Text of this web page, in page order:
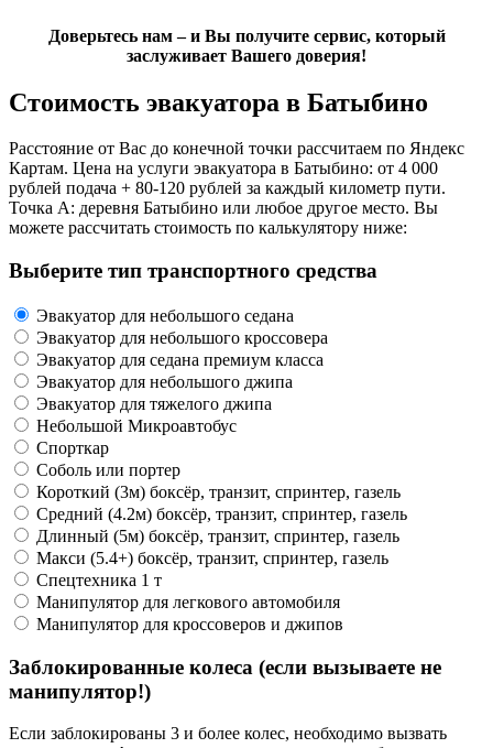
Доверьтесь нам – и Вы получите сервис, который
заслуживает Вашего доверия!
Стоимость эвакуатора в Батыбино
Расстояние от Вас до конечной точки рассчитаем по Яндекс
Картам. Цена на услуги эвакуатора в Батыбино: от 4 000
рублей подача + 80-120 рублей за каждый километр пути.
Точка А: деревня Батыбино или любое другое место. Вы
можете рассчитать стоимость по калькулятору ниже:
Выберите тип транспортного средства
Эвакуатор для небольшого седана
Эвакуатор для небольшого кроссовера
Эвакуатор для седана премиум класса
Эвакуатор для небольшого джипа
Эвакуатор для тяжелого джипа
Небольшой Микроавтобус
Спорткар
Соболь или портер
Короткий (3м) боксёр, транзит, спринтер, газель
Средний (4.2м) боксёр, транзит, спринтер, газель
Длинный (5м) боксёр, транзит, спринтер, газель
Макси (5.4+) боксёр, транзит, спринтер, газель
Спецтехника 1 т
Манипулятор для легкового автомобиля
Манипулятор для кроссоверов и джипов
Заблокированные колеса (если вызываете не
манипулятор!)
Если заблокированы 3 и более колес, необходимо вызвать